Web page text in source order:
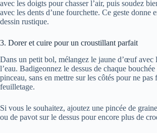
avec les doigts pour chasser l’air, puis soudez
avec les dents d’une fourchette. Ce geste donne
dessin rustique.
3. Dorer et cuire pour un croustillant parfait
Dans un petit bol, mélangez le jaune d’œuf avec
l’eau. Badigeonnez le dessus de chaque bouchée
pinceau, sans en mettre sur les côtés pour ne pas
feuilletage.
Si vous le souhaitez, ajoutez une pincée de
ou de pavot sur le dessus pour encore plus de